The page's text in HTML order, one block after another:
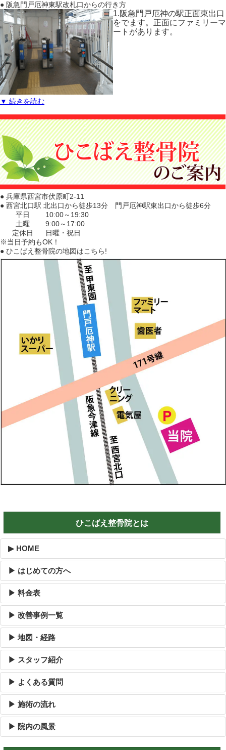
● 阪急門戸厄神東駅改札口からの行き方
1.阪急門戸厄神の駅正面東出口
をでます。正面にファミリーマ
ートがあります。
▼ 続きを読む
● 兵庫県西宮市伏原町2-11
● 西宮北口駅 北出口から徒歩13分 門戸厄神駅東出口から徒歩6分
平日
10:00～19:30
土曜
9:00～17:00
定休日
日曜・祝日
※当日予約もOK！
● ひこばえ整骨院の地図はこちら!
ひこばえ整骨院とは
▶ HOME
▶ はじめての方へ
▶ 料金表
▶ 改善事例一覧
▶ 地図・経路
▶ スタッフ紹介
▶ よくある質問
▶ 施術の流れ
▶ 院内の風景